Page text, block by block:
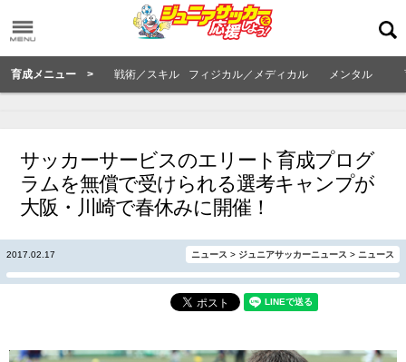
育成メニュー > 戦術／スキル フィジカル／メディカル メンタル
サッカーサービスのエリート育成プログ
ラムを無償で受けられる選考キャンプが
大阪・川崎で春休みに開催！
2017.02.17 ニュース > ジュニアサッカーニュース > ニュース